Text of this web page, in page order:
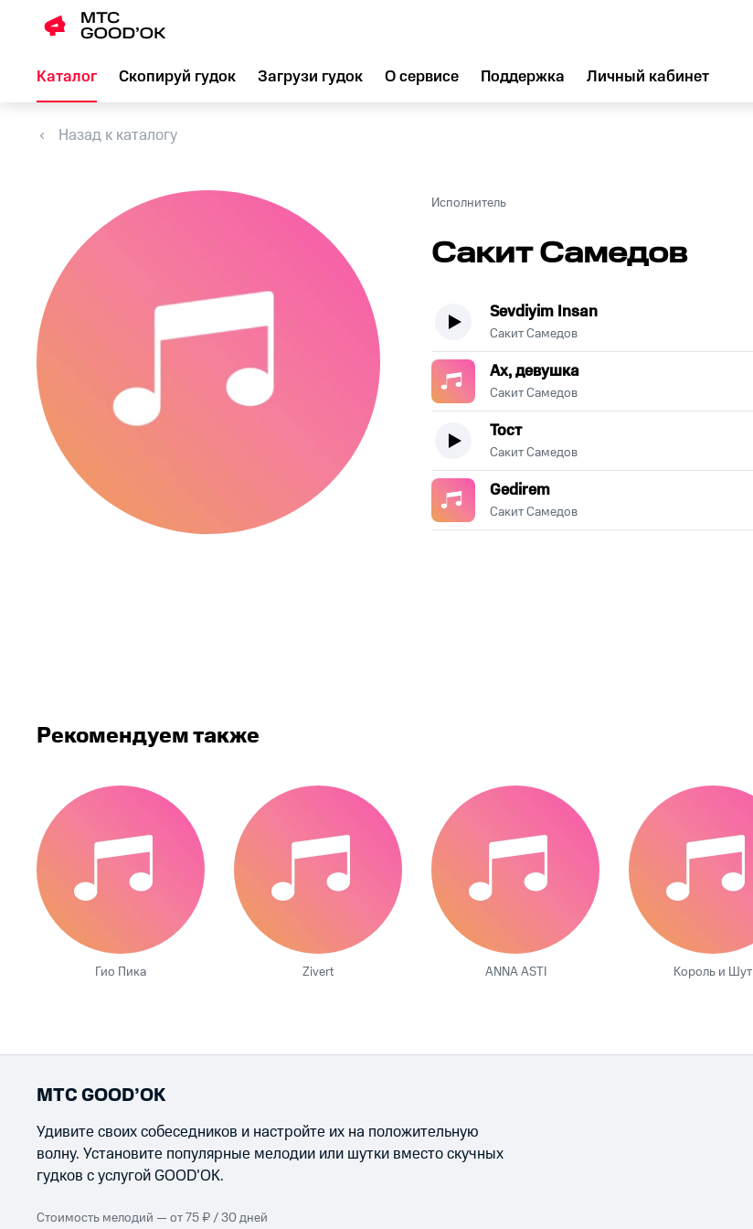
Каталог Скопируй гудок Загрузи гудок О сервисе Поддержка Личный кабинет
Назад к каталогу
Исполнитель
Сакит Самедов
Sevdiyim Insan
Сакит Самедов
Ах, девушка
Сакит Самедов
Тост
Сакит Самедов
Gedirem
Сакит Самедов
Рекомендуем также
Гио Пика Zivert ANNA ASTI Король и Шут
МТС GOOD’OK
Удивите своих собеседников и настройте их на положительную
волну. Установите популярные мелодии или шутки вместо скучных
гудков с услугой GOOD’OK.
Стоимость мелодий — от 75 ₽ / 30 дней